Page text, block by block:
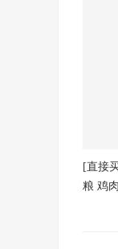
[直接
粮 鸡